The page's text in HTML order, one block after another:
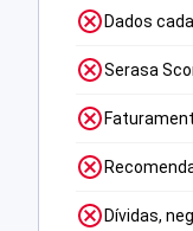
Dados
Serasa
Dívidas,